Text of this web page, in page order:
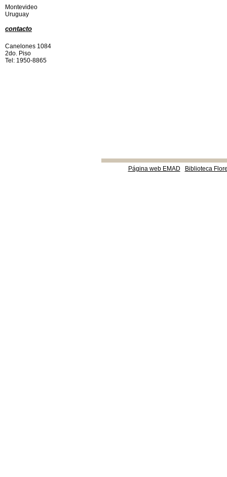
Página web EMAD Biblioteca
Montevideo
Uruguay
contacto
Canelones 1084
2do. Piso
Tel: 1950-8865